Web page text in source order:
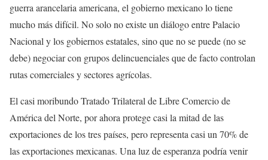
guerra arancelaria americana, el gobierno mexicano lo tiene
mucho más difícil. No solo no existe un diálogo entre Palacio
Nacional y los gobiernos estatales, sino que no se puede (no se
debe) negociar con grupos delincuenciales que de facto controlan
rutas comerciales y sectores agrícolas.
El casi moribundo Tratado Trilateral de Libre Comercio de
América del Norte, por ahora protege casi la mitad de las
exportaciones de los tres países, pero representa casi un 70% de
las exportaciones mexicanas. Una luz de esperanza podría venir